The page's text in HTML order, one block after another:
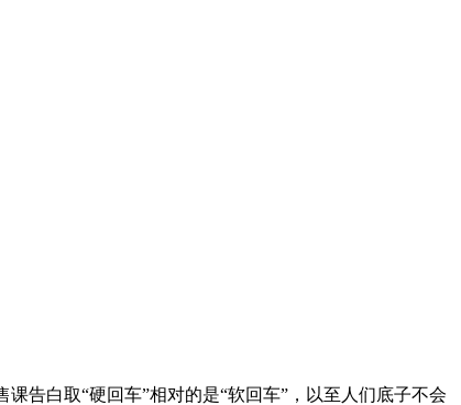
告白取“硬回车”相对的是“软回车”，以至人们底子不会